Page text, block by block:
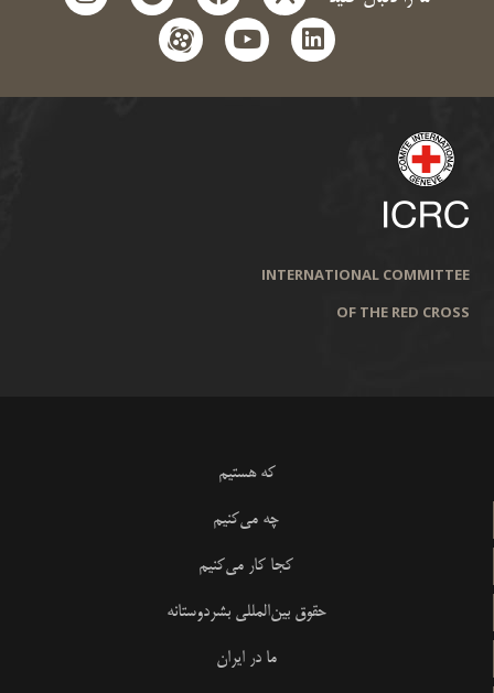
linkedin
youtube
aparat
INTERNATIONAL COMMITTEE
OF THE RED CROSS
که هستیم
چه می‌کنیم
کجا کار می‌کنیم
حقوق بین‌المللی بشردوستانه
ما در ایران